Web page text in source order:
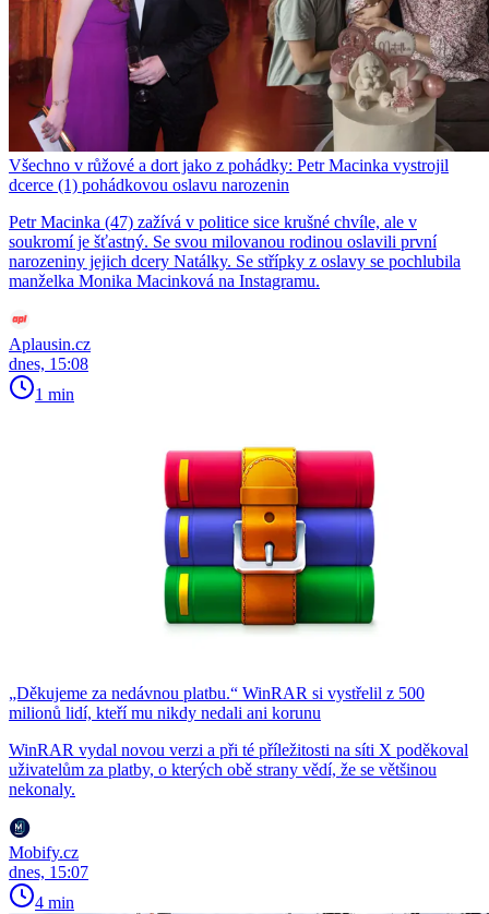
Všechno v růžové a dort jako z pohádky: Petr Macinka vystrojil
dcerce (1) pohádkovou oslavu narozenin
Petr Macinka (47) zažívá v politice sice krušné chvíle, ale v
soukromí je šťastný. Se svou milovanou rodinou oslavili první
narozeniny jejich dcery Natálky. Se střípky z oslavy se pochlubila
manželka Monika Macinková na Instagramu.
Aplausin.cz
dnes, 15:08
1 min
„Děkujeme za nedávnou platbu.“ WinRAR si vystřelil z 500
milionů lidí, kteří mu nikdy nedali ani korunu
WinRAR vydal novou verzi a při té příležitosti na síti X poděkoval
uživatelům za platby, o kterých obě strany vědí, že se většinou
nekonaly.
Mobify.cz
dnes, 15:07
4 min